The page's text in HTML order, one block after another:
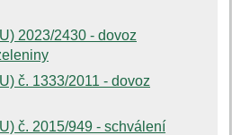
2023/2430 - dovoz
č. 1333/2011 - dovoz
č. 2015/949 - schválení